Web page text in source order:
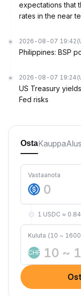
expectations that
rates in the near
2026-08-07 19:42
Philippines: BSP
2026-08-07 19:24
US Treasury
Fed risks
OstaKauppa
Vastaanota
1 USDC ≈
Kuluta (10 ~
CHF